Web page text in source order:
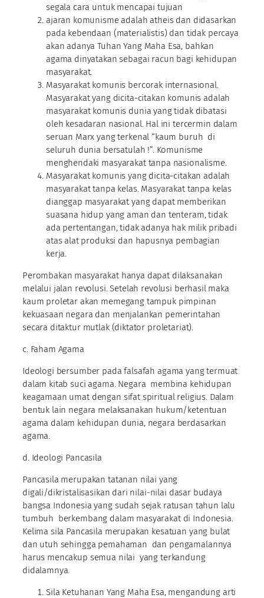
segala cara untuk mencapai tujuan
ajaran komunisme adalah atheis dan didasarkan
pada kebendaan (materialistis) dan tidak percaya
akan adanya Tuhan Yang Maha Esa, bahkan
agama dinyatakan sebagai racun bagi kehidupan
masyarakat.
Masyarakat komunis bercorak internasional.
Masyarakat yang dicita-citakan komunis adalah
masyarakat komunis dunia yang tidak dibatasi
oleh kesadaran nasional. Hal ini tercermin dalam
seruan Marx yang terkenal “kaum buruh di
seluruh dunia bersatulah !”. Komunisme
menghendaki masyarakat tanpa nasionalisme.
Masyarakat komunis yang dicita-citakan adalah
masyarakat tanpa kelas. Masyarakat tanpa kelas
dianggap masyarakat yang dapat memberikan
suasana hidup yang aman dan tenteram, tidak
ada pertentangan, tidak adanya hak milik pribadi
atas alat produksi dan hapusnya pembagian
kerja.
Perombakan masyarakat hanya dapat dilaksanakan
melalui jalan revolusi. Setelah revolusi berhasil maka
kaum proletar akan memegang tampuk pimpinan
kekuasaan negara dan menjalankan pemerintahan
secara ditaktur mutlak (diktator proletariat).
c. Faham Agama
Ideologi bersumber pada falsafah agama yang termuat
dalam kitab suci agama. Negara membina kehidupan
keagamaan umat dengan sifat spiritual religius. Dalam
bentuk lain negara melaksanakan hukum/ketentuan
agama dalam kehidupan dunia, negara berdasarkan
agama.
d. Ideologi Pancasila
Pancasila merupakan tatanan nilai yang
digali/dikristalisasikan dari nilai-nilai dasar budaya
bangsa Indonesia yang sudah sejak ratusan tahun lalu
tumbuh berkembang dalam masyarakat di Indonesia.
Kelima sila Pancasila merupakan kesatuan yang bulat
dan utuh sehingga pemahaman dan pengamalannya
harus mencakup semua nilai yang terkandung
didalamnya.
Sila Ketuhanan Yang Maha Esa, mengandung arti